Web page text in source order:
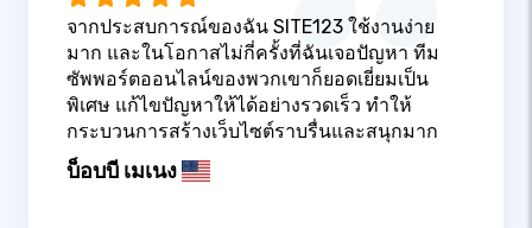
จากประสบการณ์ของฉัน SITE123 ใช้งานง่าย
มาก และในโอกาสไม่กี่ครั้งที่ฉันเจอปัญหา ทีม
ซัพพอร์ตออนไลน์ของพวกเขาก็ยอดเยี่ยมเป็น
พิเศษ แก้ไขปัญหาให้ได้อย่างรวดเร็ว ทำให้
กระบวนการสร้างเว็บไซต์ราบรื่นและสนุกมาก
บ็อบบี เมเนง